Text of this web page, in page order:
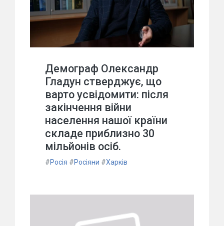
Демограф Олександр
Гладун стверджує, що
варто усвідомити: після
закінчення війни
населення нашої країни
складе приблизно 30
мільйонів осіб.
#Росія #Росіяни #Харків